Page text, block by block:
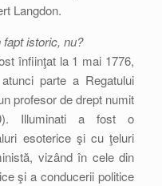
Langdon.
istoric, nu?
înfiinţat la 1 mai 1776,
parte a Regatului
profesor de drept numit
Illuminati a fost o
esoterice şi cu ţeluri
vizând în cele din
şi a conducerii politice